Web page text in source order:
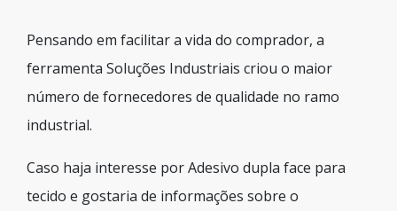
Pensando em facilitar a vida do comprador, a
ferramenta Soluções Industriais criou o maior
número de fornecedores de qualidade no ramo
industrial.
Caso haja interesse por Adesivo dupla face para
tecido e gostaria de informações sobre o